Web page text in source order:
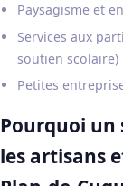
Paysagisme et
Services aux
soutien scolaire)
Petites
Pourquoi un
les artisans